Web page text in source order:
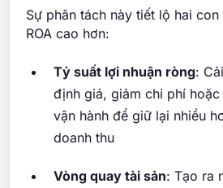
Sự phân tách này tiết lộ hai
ROA cao hơn:
Tỷ suất lợi nhuận ròng:
định giá, giảm chi phí hoặc
vận hành để giữ lại nhiều
doanh thu
Vòng quay tài sản: Tạo ra